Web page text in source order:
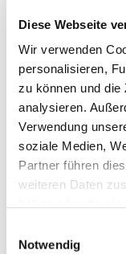
Diese Webseite
Wir verwenden
personalisieren,
zu können und die
analysieren.
Verwendung
soziale Medien,
Partner führen
weiteren Daten
Notwendig